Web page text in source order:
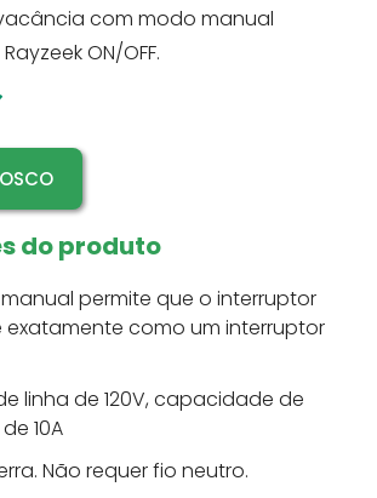
com modo manual
ON/OFF.
do produto
permite que o interruptor
exatamente como um interruptor
linha de 120V, capacidade de
10A
Não requer fio neutro.